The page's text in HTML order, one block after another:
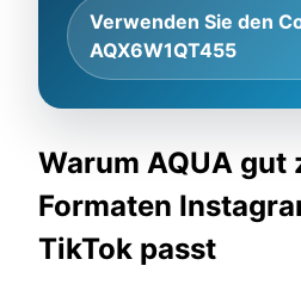
Verwenden Sie den
AQX6W1QT455
Warum AQUA gut
Formaten
TikTok passt